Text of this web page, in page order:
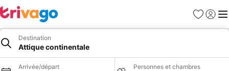
Favoris
Se
Destination
Attique continentale
Arrivée/départ Personnes et chambres